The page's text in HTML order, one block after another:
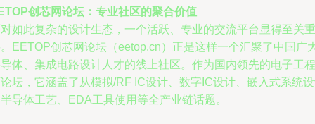
创芯网论坛：专业社区的聚合价值
如此复杂的设计生态，一个活跃、专业的交流平台显得至关重
EETOP创芯网论坛（eetop.cn）正是这样一个汇聚了中国广
体、集成电路设计人才的线上社区。作为国内领先的电子工程
坛，它涵盖了从模拟/RF IC设计、数字IC设计、嵌入式系统
导体工艺、EDA工具使用等全产业链话题。